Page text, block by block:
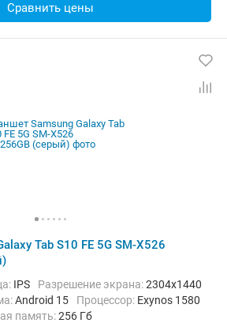
Сравнить цены
Tab S10 FE 5G SM-X526
IPS Разрешение экрана:2304x1440
Android 15 Процессор: Exynos 1580​
память:256 Гб